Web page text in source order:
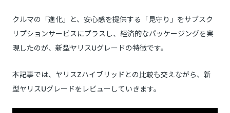
クルマの「進化」と、安心感を提供する「見守り」をサブスク
リプションサービスにプラスし、経済的なパッケージングを実
現したのが、新型ヤリスUグレードの特徴です。
本記事では、ヤリスZハイブリッドとの比較も交えながら、新
型ヤリスUグレードをレビューしていきます。